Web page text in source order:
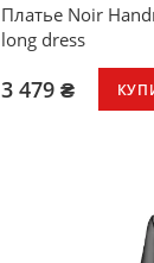
Платье Noir
long dress
3 479 ₴